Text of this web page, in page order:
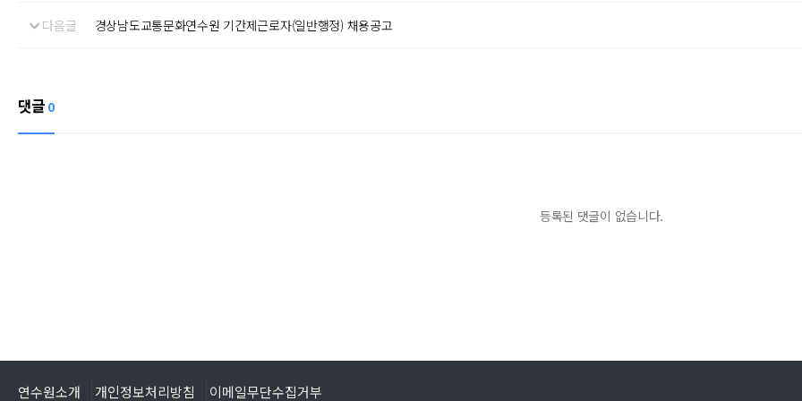
다음글 경상남도교통문화연수원 기간제근로자(일반행정) 채용공고
댓글 0
등록된 댓글이 없습니다.
연수원소개 개인정보처리방침 이메일무단수집거부